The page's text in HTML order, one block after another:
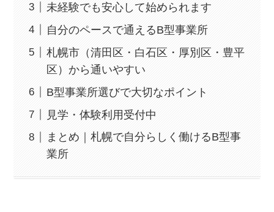
未経験でも安心して始められます
自分のペースで通えるB型事業所
札幌市（清田区・白石区・厚別区・豊平
区）から通いやすい
B型事業所選びで大切なポイント
見学・体験利用受付中
まとめ｜札幌で自分らしく働けるB型事
業所